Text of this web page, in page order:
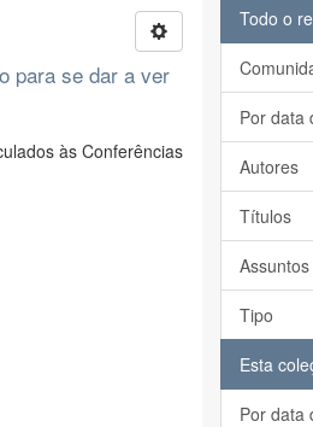
para se dar a ver
às Conferências
Todo o
Por data
Autores
Títulos
Assuntos
Tipo
Esta
Por data